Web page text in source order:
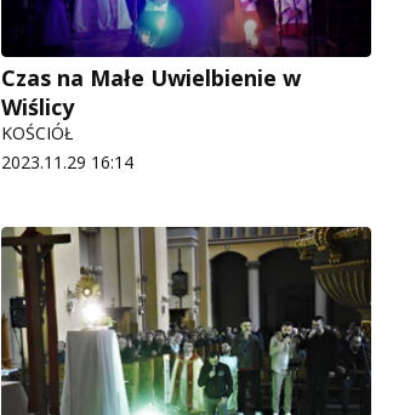
Czas na Małe Uwielbienie w
Wiślicy
KOŚCIÓŁ
2023.11.29 16:14